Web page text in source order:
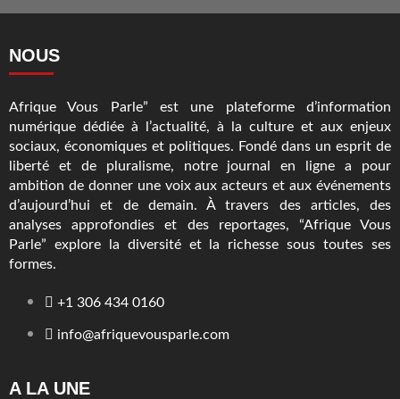
NOUS
Afrique Vous Parle” est une plateforme d’information
numérique dédiée à l’actualité, à la culture et aux enjeux
sociaux, économiques et politiques. Fondé dans un esprit de
liberté et de pluralisme, notre journal en ligne a pour
ambition de donner une voix aux acteurs et aux événements
d’aujourd’hui et de demain. À travers des articles, des
analyses approfondies et des reportages, “Afrique Vous
Parle” explore la diversité et la richesse sous toutes ses
formes.
+1 306 434 0160
info@afriquevousparle.com
A LA UNE